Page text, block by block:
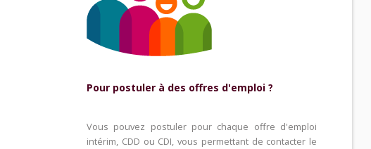
Pour postuler à des offres d'emploi ?
Vous pouvez postuler pour chaque offre d'emploi
intérim, CDD ou CDI, vous permettant de contacter le